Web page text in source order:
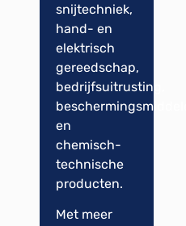
snijtechniek,
hand- en
elektrisch
gereedschap,
bedrijfsuitrusting,
en
chemisch-
technische
producten.
Met meer